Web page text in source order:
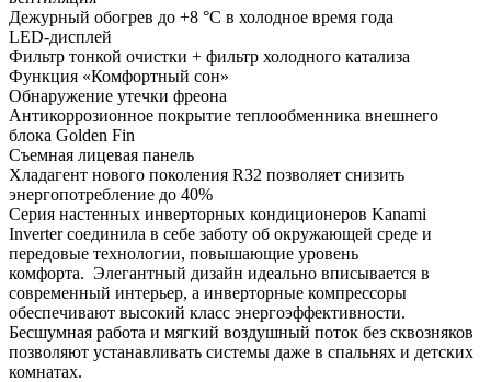
Дежурный обогрев до +8 °С в холодное время года
LED-дисплей
Фильтр тонкой очистки + фильтр холодного катализа
Функция «Комфортный сон»
Обнаружение утечки фреона
Антикоррозионное покрытие теплообменника внешнего
блока Golden Fin
Съемная лицевая панель
Хладагент нового поколения R32 позволяет снизить
энергопотребление до 40%
Серия настенных инверторных кондиционеров Kanami
Inverter соединила в себе заботу об окружающей среде и
передовые технологии, повышающие уровень
комфорта. Элегантный дизайн идеально вписывается в
современный интерьер, а инверторные компрессоры
обеспечивают высокий класс энергоэффективности.
Бесшумная работа и мягкий воздушный поток без сквозняков
позволяют устанавливать системы даже в спальнях и детских
комнатах.